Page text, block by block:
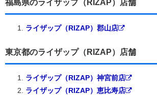
福島県のライザップ（RIZAP）店舗
ライザップ（RIZAP）郡山店
東京都のライザップ（RIZAP）店舗
ライザップ（RIZAP）神宮前店
ライザップ（RIZAP）恵比寿店